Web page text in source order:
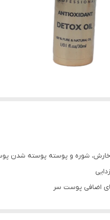
شوره و پوسته پوسته شدن
اضافی پوست سر